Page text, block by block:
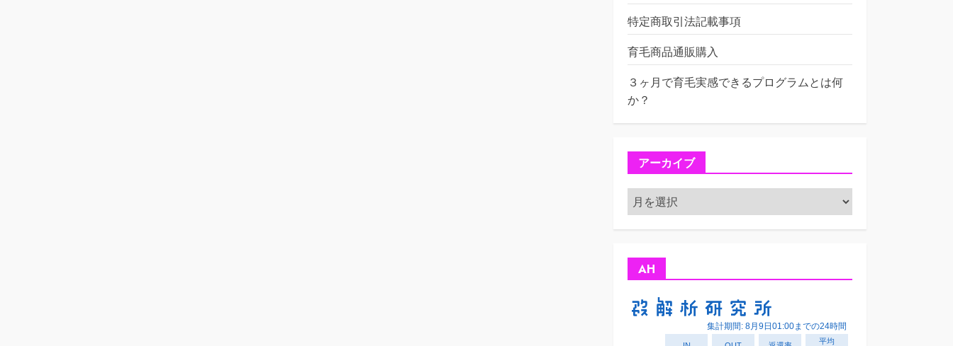
特定商取引法記載事項
育毛商品通販購入
３ヶ月で育毛実感できるプログラムとは何
か？
アーカイブ
ア
ー
カ
AH